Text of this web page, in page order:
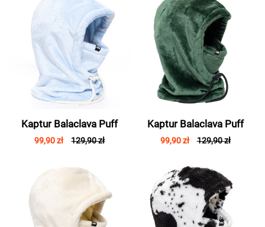
Kaptur Balaclava Puff
99,90 zł 129,90 zł
Kaptur Balaclava Puff
99,90 zł 129,90 zł